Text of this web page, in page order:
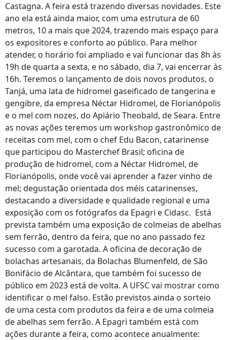
Castagna. A feira está trazendo diversas novidades. Este
ano ela está ainda maior, com uma estrutura de 60
metros, 10 a mais que 2024, trazendo mais espaço para
os expositores e conforto ao público. Para melhor
atender, o horário foi ampliado e vai funcionar das 8h às
19h de quarta a sexta, e no sábado, dia 7, vai encerrar às
16h. Teremos o lançamento de dois novos produtos, o
Tanjá, uma lata de hidromel gaseificado de tangerina e
gengibre, da empresa Néctar Hidromel, de Florianópolis
e o mel com nozes, do Apiário Theobald, de Seara. Entre
as novas ações teremos um workshop gastronômico de
receitas com mel, com o chef Edu Bacon, catarinense
que participou do Masterchef Brasil; oficina de
produção de hidromel, com a Néctar Hidromel, de
Florianópolis, onde você vai aprender a fazer vinho de
mel; degustação orientada dos méis catarinenses,
destacando a diversidade e qualidade regional e uma
exposição com os fotógrafos da Epagri e Cidasc. Está
prevista também uma exposição de colmeias de abelhas
sem ferrão, dentro da feira, que no ano passado fez
sucesso com a garotada. A oficina de decoração de
bolachas artesanais, da Bolachas Blumenfeld, de São
Bonifácio de Alcântara, que também foi sucesso de
público em 2023 está de volta. A UFSC vai mostrar como
identificar o mel falso. Estão previstos ainda o sorteio
de uma cesta com produtos da feira e de uma colmeia
de abelhas sem ferrão. A Epagri também está com
ações durante a feira, como acontece anualmente: